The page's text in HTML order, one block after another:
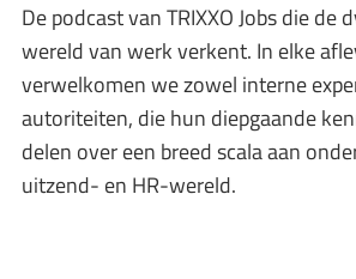
De podcast van TRIXXO Jobs die de
wereld van werk verkent. In elke
verwelkomen we zowel interne
autoriteiten, die hun diepgaande
delen over een breed scala aan
uitzend- en HR-wereld.